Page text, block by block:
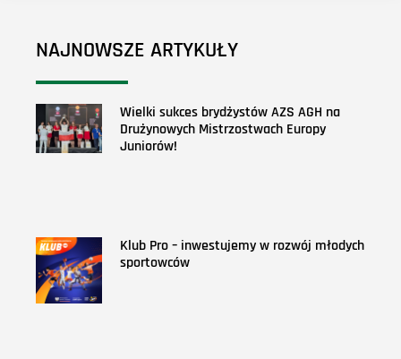
NAJNOWSZE ARTYKUŁY
Wielki sukces brydżystów AZS AGH na
Drużynowych Mistrzostwach Europy
Juniorów!
Klub Pro – inwestujemy w rozwój młodych
sportowców